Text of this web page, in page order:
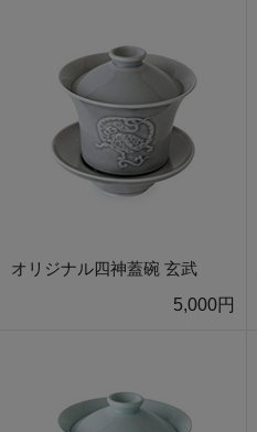
オリジナル四神蓋碗 玄武
5,000円